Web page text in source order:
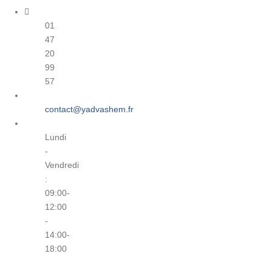
01
47
20
99
57
contact@yadvashem.fr
Lundi
-
Vendredi
:
09:00-
12:00
-
14:00-
18:00